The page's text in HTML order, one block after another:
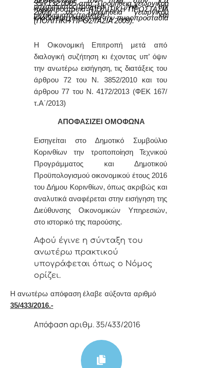
35/7132.0005 από “Προμήθεια γεωργικού
μηχανήματος(τρακτέρ )για την
πυροπροστασία (ΠΟΛΙΤΙΚΗ ΠΡΟΣΤΑΣΙΑ
2009)” σε “Προμήθεια γεωργικού
μηχανήματος(τρακτέρ και
κλαδοτεμαχιστής) για την πυροπροστασία
(ΠΟΛΙΤΙΚΗ ΠΡΟΣΤΑΣΙΑ 2009).
Η Οικονομική Επιτροπή μετά από
διαλογική συζήτηση κι έχοντας υπ’ όψιν
την ανωτέρω εισήγηση, τις διατάξεις του
άρθρου 72 του Ν. 3852/2010 και του
άρθρου 77 του Ν. 4172/2013 (ΦΕΚ 167/
τ.Α΄/2013)
ΑΠΟΦΑΣΙΖΕΙ ΟΜΟΦΩΝΑ
Εισηγείται στο Δημοτικό Συμβούλιο
Κορινθίων την τροποποίηση Τεχνικού
Προγράμματος και Δημοτικού
Προϋπολογισμού οικονομικού έτους 2016
του Δήμου Κορινθίων, όπως ακριβώς και
αναλυτικά αναφέρεται στην εισήγηση της
Διεύθυνσης Οικονομικών Υπηρεσιών,
στο ιστορικό της παρούσης.
Αφoύ έγιvε η σύvταξη τoυ
αvωτέρω πρακτικoύ
υπoγράφεται όπως o Νόμoς
oρίζει.
Η αvωτέρω απόφαση έλαβε αύξοντα αριθμό
35/433/2016.-
Απόφαση αριθμ. 35/433/2016